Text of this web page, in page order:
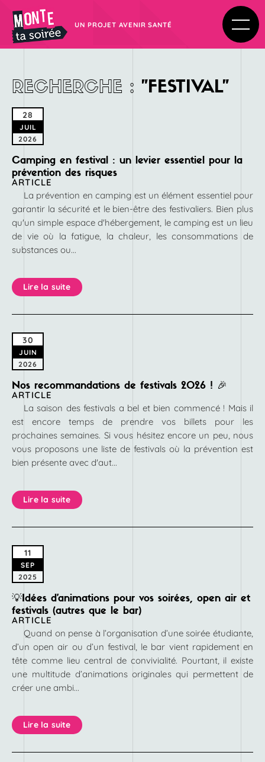
UN PROJET AVENIR SANTÉ
RECHERCHE : "FESTIVAL"
28
JUIL
2026
Camping en festival : un levier essentiel pour la
prévention des risques
ARTICLE
La prévention en camping est un élément essentiel pour
garantir la sécurité et le bien-être des festivaliers. Bien plus
qu'un simple espace d'hébergement, le camping est un lieu
de vie où la fatigue, la chaleur, les consommations de
substances ou...
Lire la suite
30
JUIN
2026
Nos recommandations de festivals 2026 ! 🎉
ARTICLE
La saison des festivals a bel et bien commencé ! Mais il
est encore temps de prendre vos billets pour les
prochaines semaines. Si vous hésitez encore un peu, nous
vous proposons une liste de festivals où la prévention est
bien présente avec d'aut...
Lire la suite
11
SEP
2025
💡Idées d’animations pour vos soirées, open air et
festivals (autres que le bar)
ARTICLE
Quand on pense à l’organisation d’une soirée étudiante,
d’un open air ou d’un festival, le bar vient rapidement en
tête comme lieu central de convivialité. Pourtant, il existe
une multitude d’animations originales qui permettent de
créer une ambi...
Lire la suite